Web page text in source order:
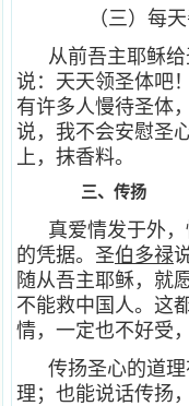
（三）每
从前吾主耶稣
说：天天领圣体吧
有许多人慢待圣体
说，我不会安慰圣
上，抹香料。
三、传扬
真爱情发于外
的凭据。圣伯多禄
随从吾主耶稣，就
不能救中国人。这
情，一定也不好受
传扬圣心的道
理；也能说话传扬